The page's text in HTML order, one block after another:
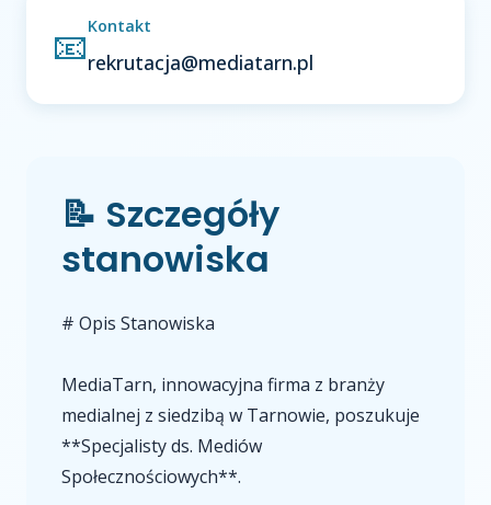
📧Kontakt
rekrutacja@mediatarn.pl
📝 Szczegóły
stanowiska
# Opis Stanowiska
MediaTarn, innowacyjna firma z branży
medialnej z siedzibą w Tarnowie, poszukuje
**Specjalisty ds. Mediów
Społecznościowych**.